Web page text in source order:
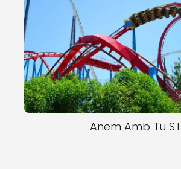
Anem Amb Tu S.l.